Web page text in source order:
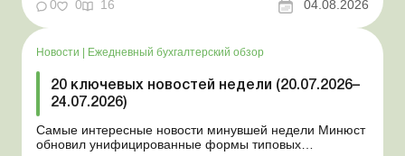
работы в стр...
0 0 16 04.08.2026
Новости | Ежедневный бухгалтерский обзор
20 ключевых новостей недели (20.07.2026–
24.07.2026)
Самые интересные новости минувшей недели Минюст
обновил унифицированные формы типовых